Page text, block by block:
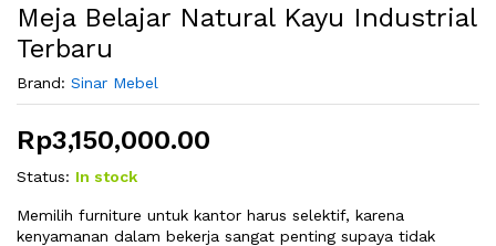
Meja Belajar Natural Kayu Industrial
Terbaru
Brand: Sinar Mebel
Rp3,150,000.00
Status: In stock
Memilih furniture untuk kantor harus selektif, karena
kenyamanan dalam bekerja sangat penting supaya tidak